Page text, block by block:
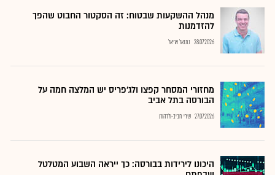
מנהל ההשקעות שבטוח: זה הסקטור החבוט שהפך
להזדמנות
28.07.2026 נתנאל אריאל
מחזורי המסחר קפצו ולג'פריס יש המלצה חמה על
הבורסה בתל אביב
27.07.2026 שירי חביב-ולדהורן
היכונו לירידות בבורסה: כך ייראה השבוע המטלטל